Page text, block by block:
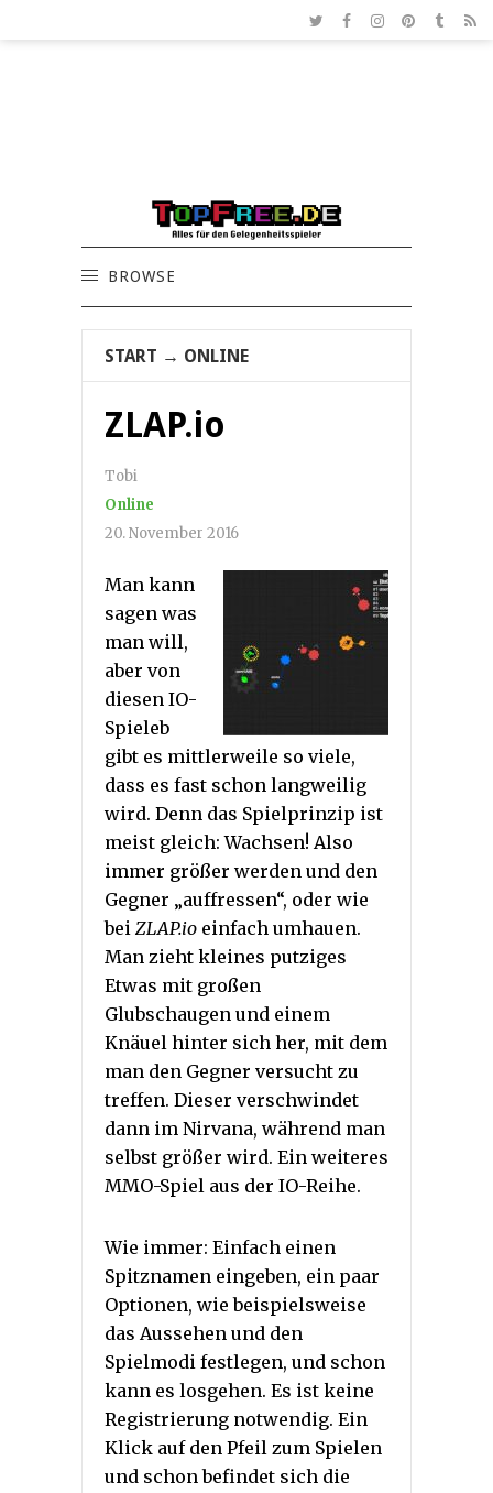
BROWSE
START → ONLINE
ZLAP.io
Tobi
Online
20. November 2016
Man kann
sagen was
man will,
aber von
diesen IO-
Spieleb
gibt es mittlerweile so viele,
dass es fast schon langweilig
wird. Denn das Spielprinzip ist
meist gleich: Wachsen! Also
immer größer werden und den
Gegner „auffressen“, oder wie
bei ZLAP.io einfach umhauen.
Man zieht kleines putziges
Etwas mit großen
Glubschaugen und einem
Knäuel hinter sich her, mit dem
man den Gegner versucht zu
treffen. Dieser verschwindet
dann im Nirvana, während man
selbst größer wird. Ein weiteres
MMO-Spiel aus der IO-Reihe.
Wie immer: Einfach einen
Spitznamen eingeben, ein paar
Optionen, wie beispielsweise
das Aussehen und den
Spielmodi festlegen, und schon
kann es losgehen. Es ist keine
Registrierung notwendig. Ein
Klick auf den Pfeil zum Spielen
und schon befindet sich die